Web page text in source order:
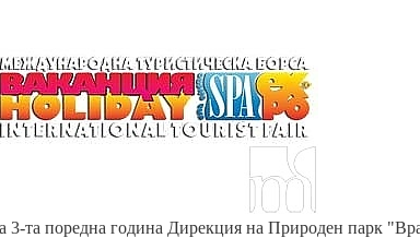
3-та поредна година Дирекция на Природен парк